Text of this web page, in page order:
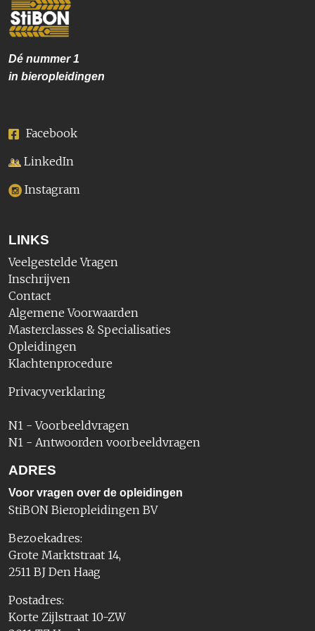
Dé nummer1
in bieropleidingen
Facebook
LinkedIn
Instagram
LINKS
Veelgestelde Vragen
Inschrijven
Contact
Algemene Voorwaarden
Masterclasses & Specialisaties
Opleidingen
Klachtenprocedure
Privacyverklaring
N1 - Voorbeeldvragen
N1 - Antwoorden voorbeeldvragen
ADRES
Voor vragen over de opleidingen
StiBON Bieropleidingen BV
Bezoekadres:
Grote Marktstraat 14,
2511 BJ Den Haag
Postadres:
Korte Zijlstraat 10-ZW